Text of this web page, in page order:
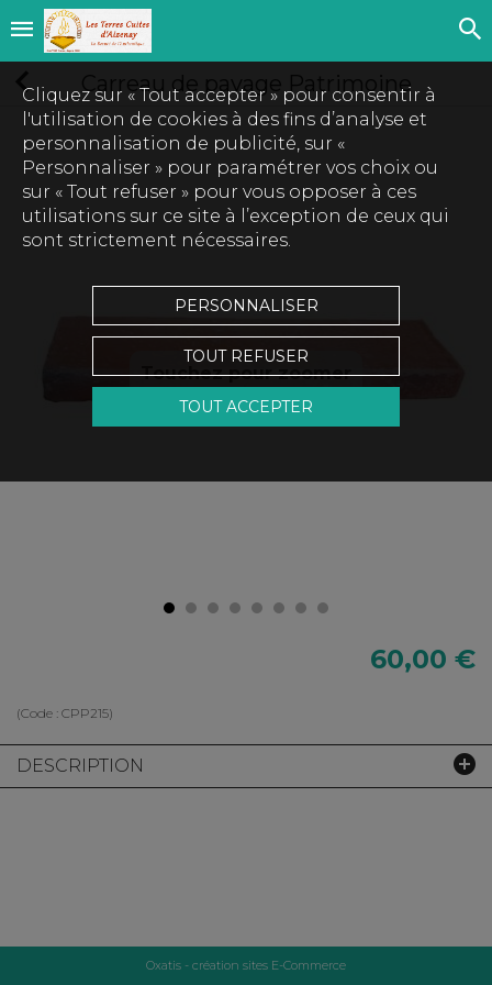
Carreau de pavage Patrimoine
Touchez pour zoomer
60,00 €
(Code : CPP215)
DESCRIPTION
Cliquez sur « Tout accepter » pour consentir à
l'utilisation de cookies à des fins d’analyse et
personnalisation de publicité, sur «
Personnaliser » pour paramétrer vos choix ou
sur « Tout refuser » pour vous opposer à ces
utilisations sur ce site à l’exception de ceux qui
sont strictement nécessaires.
PERSONNALISER
TOUT REFUSER
TOUT ACCEPTER
Oxatis - création sites E-Commerce